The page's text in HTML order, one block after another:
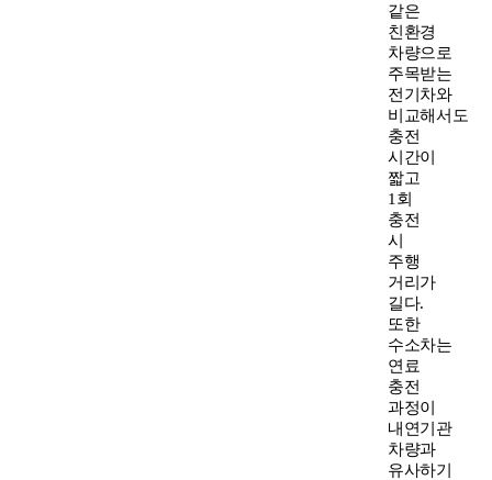
같은
친환경
차량으로
주목받는
전기차와
비교해서도
충전
시간이
짧고
1회
충전
시
주행
거리가
길다.
또한
수소차는
연료
충전
과정이
내연기관
차량과
유사하기